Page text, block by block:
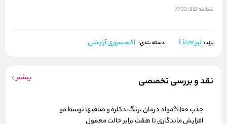
شناسه کالا:7933
برند: لیز Lizze دسته بندی: اکسسوری آرایشی
نقد و بررسی تخصصی بیشتر
جذب 100%مواد درمان ،رنگ،دکلره و صافیها توسط مو
افزایش ماندگاری تا هفت برابر حالت معمول